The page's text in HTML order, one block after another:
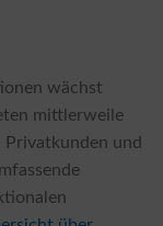
wächst
mittlerweile
Privatkunden und